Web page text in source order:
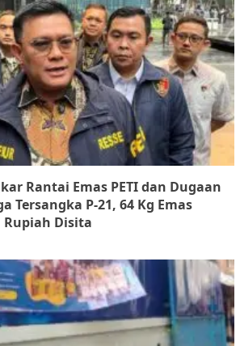
Rantai Emas PETI dan Dugaan
Tersangka P-21, 64 Kg Emas
Disita